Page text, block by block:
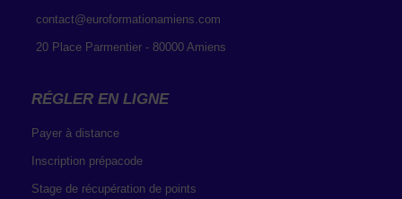
contact@euroformationamiens.com
20 Place Parmentier - 80000 Amiens
RÉGLER EN LIGNE
Payer à distance
Inscription prépacode
Stage de récupération de points